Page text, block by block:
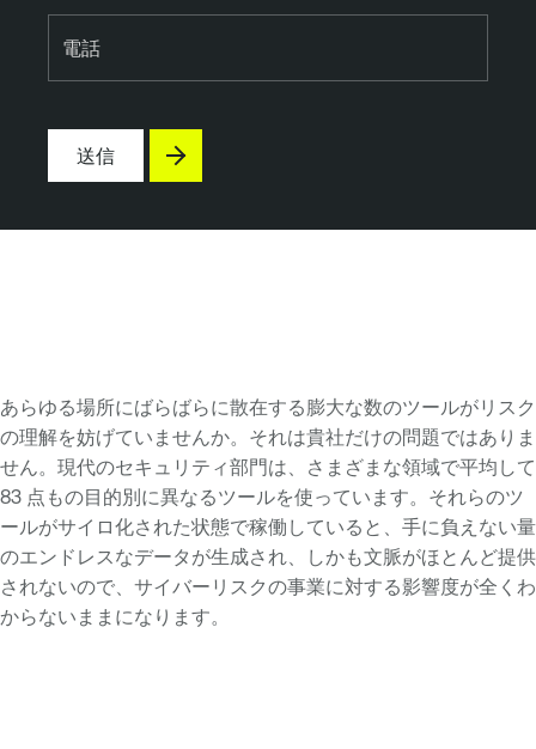
電話
送信
あらゆる場所にばらばらに散在する膨大な数のツールがリスク
の理解を妨げていませんか。それは貴社だけの問題ではありま
せん。現代のセキュリティ部門は、さまざまな領域で平均して
83 点もの目的別に異なるツールを使っています。それらのツ
ールがサイロ化された状態で稼働していると、手に負えない量
のエンドレスなデータが生成され、しかも文脈がほとんど提供
されないので、サイバーリスクの事業に対する影響度が全くわ
からないままになります。